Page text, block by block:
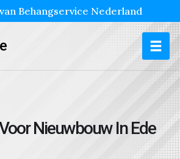
Behangservice Nederland
Nieuwbouw In Ede